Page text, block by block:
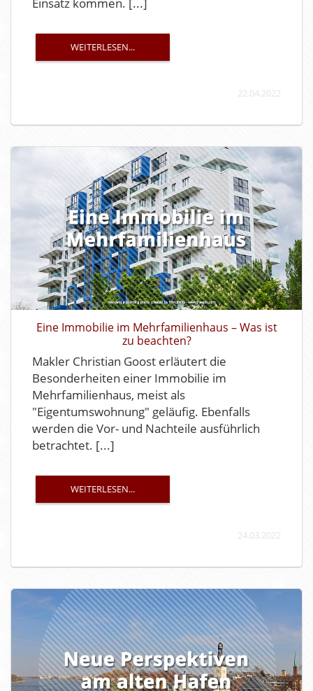
Einsatz kommen. [...]
WEITERLESEN...
22.04.2022
Eine Immobilie im Mehrfamilienhaus – Was ist
zu beachten?
Makler Christian Goost erläutert die
Besonderheiten einer Immobilie im
Mehrfamilienhaus, meist als
"Eigentumswohnung" geläufig. Ebenfalls
werden die Vor- und Nachteile ausführlich
betrachtet. [...]
WEITERLESEN...
24.03.2022